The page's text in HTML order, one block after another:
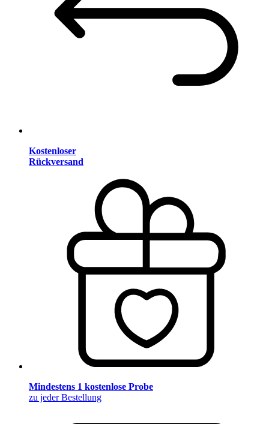
Kostenloser
Rückversand
Mindestens 1 kostenlose Probe
zu jeder Bestellung